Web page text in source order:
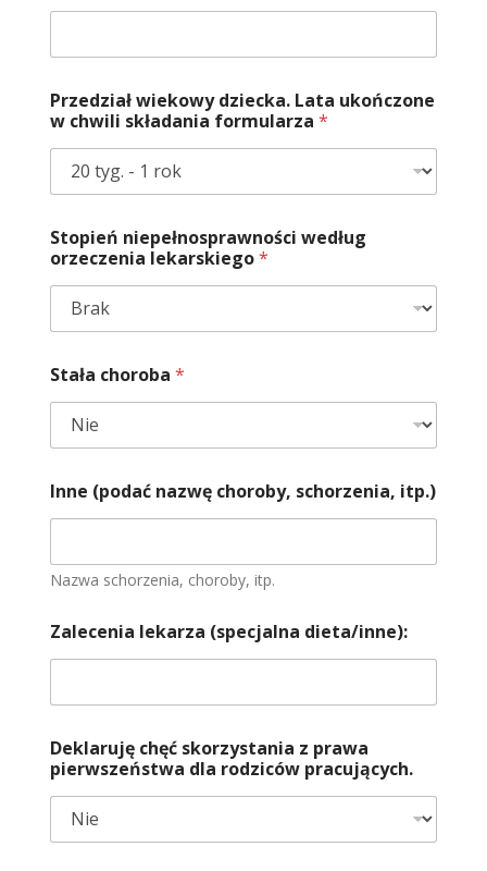
Przedział wiekowy dziecka. Lata ukończone
w chwili składania formularza *
Stopień niepełnosprawności według
orzeczenia lekarskiego*
Stała choroba *
Inne (podać nazwę choroby, schorzenia, itp.)
Nazwa schorzenia, choroby, itp.
Zalecenia lekarza (specjalna dieta/inne):
Deklaruję chęć skorzystania z prawa
pierwszeństwa dla rodziców pracujących.